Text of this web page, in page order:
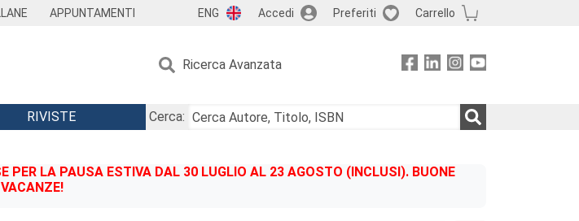
APPUNTAMENTI ENG Accedi Preferiti Carrello
Ricerca Avanzata
RIVISTE
Cerca:
PER LA PAUSA ESTIVA DAL 30 LUGLIO AL 23 AGOSTO (INCLUSI). BUONE
VACANZE!